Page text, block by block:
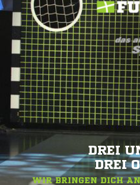
DREI
DREI
WIR BRINGEN DICH